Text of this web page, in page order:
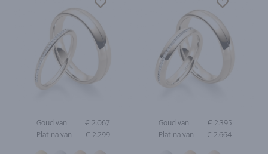
Goud van
€ 2.067
Platina van
€ 2.299
Goud van
€ 2.395
Platina van
€ 2.664